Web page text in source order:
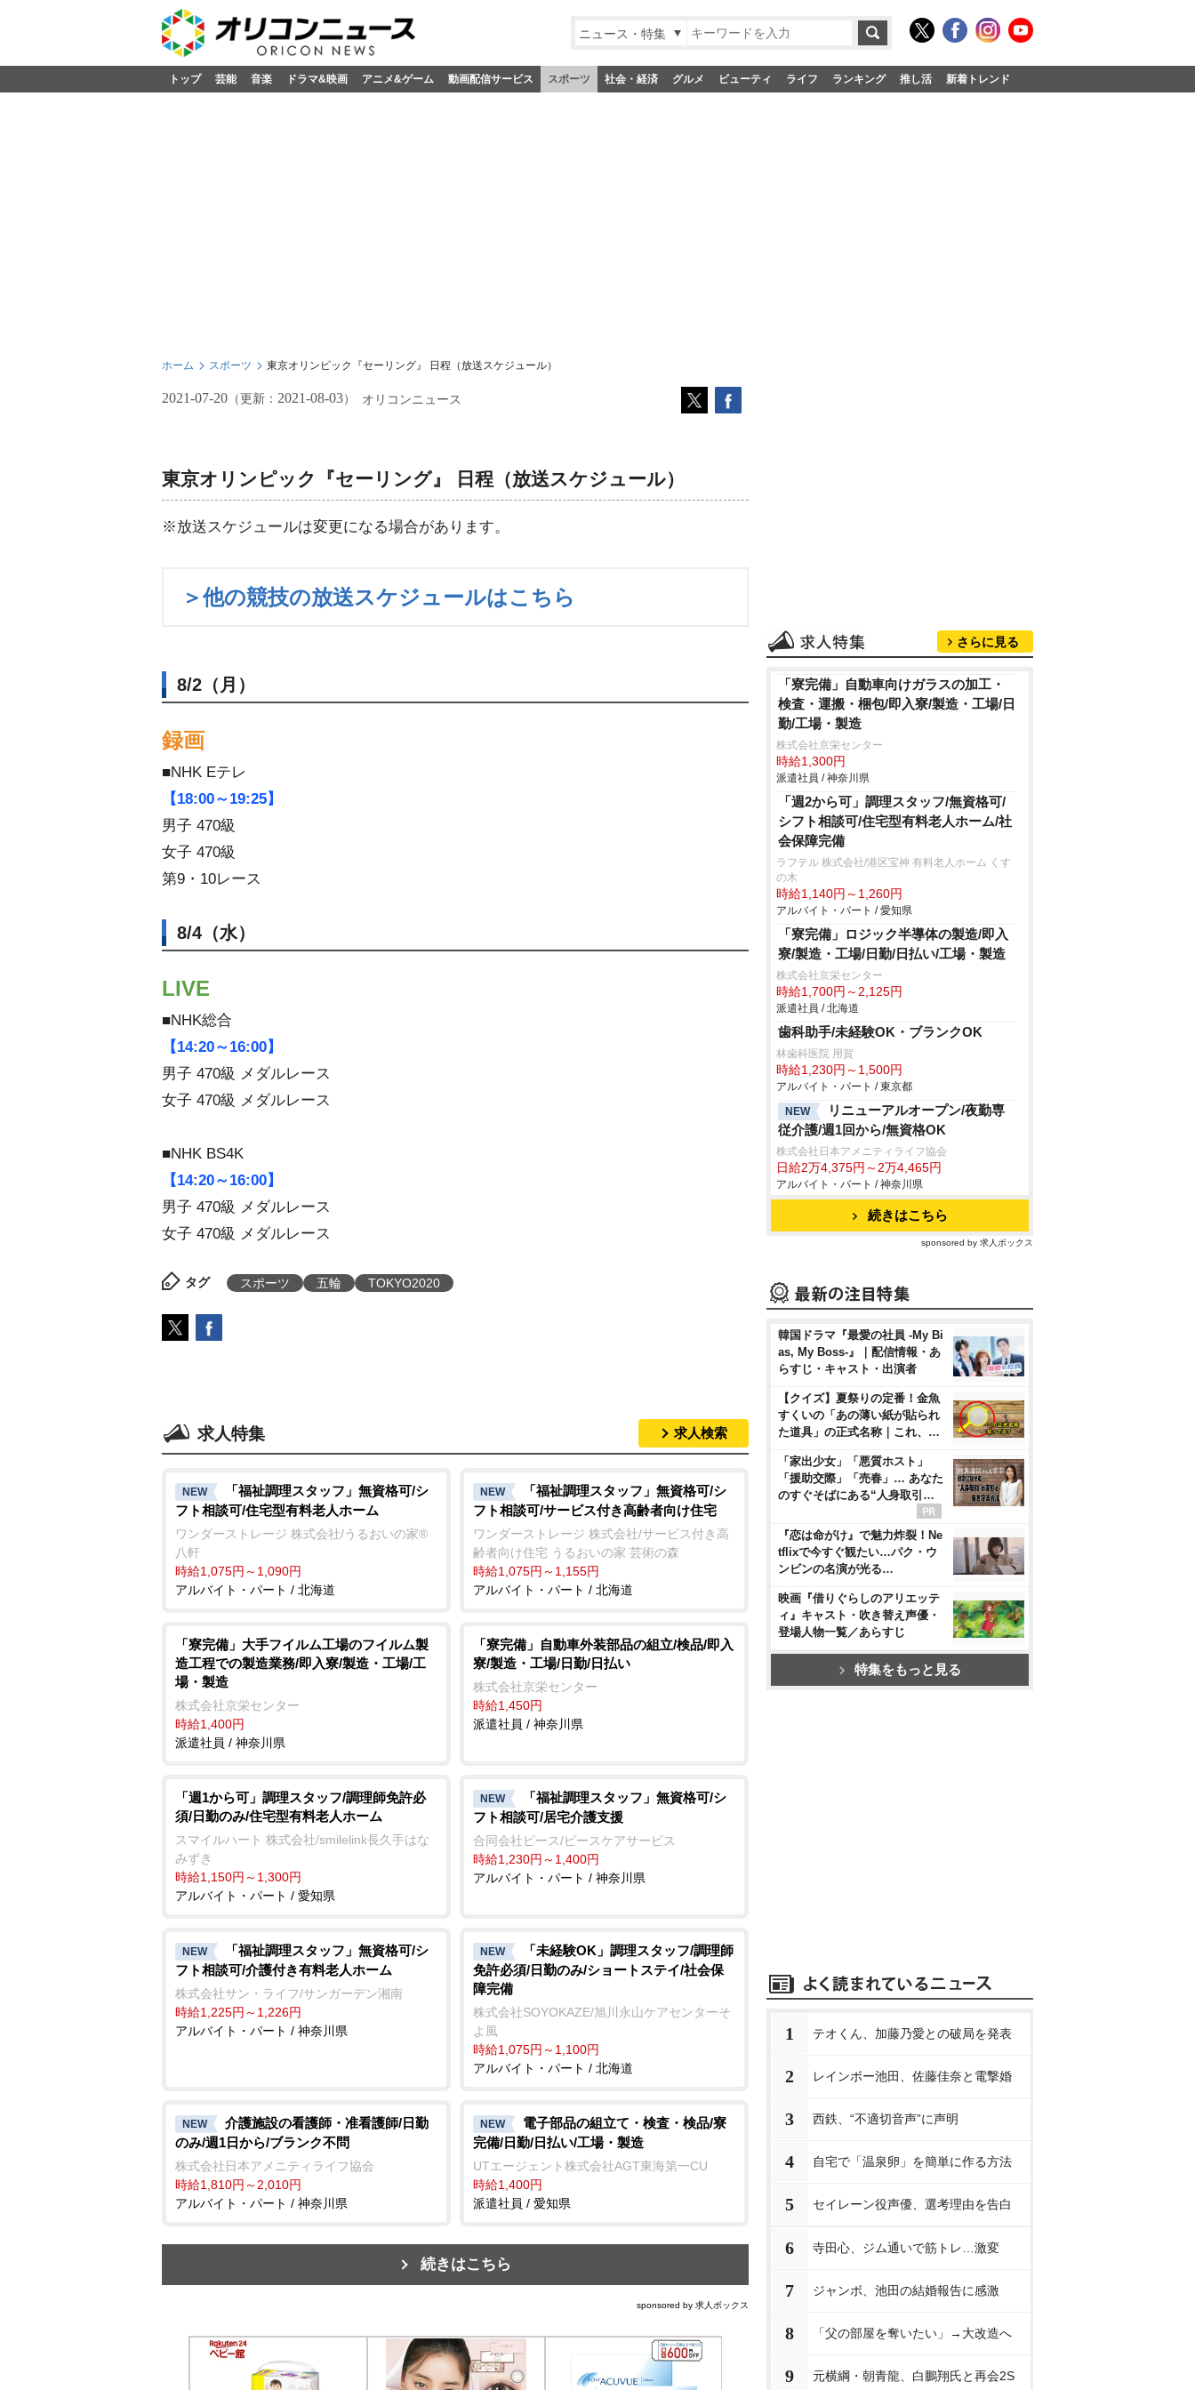
ニュース・特集
トップ 芸能 音楽 ドラマ&映画 アニメ&ゲーム 動画配信サービス スポーツ 社会・経済 グルメ ビューティ ライフ ランキング 推し活 新着トレンド
ホーム スポーツ 東京オリンピック『セーリング』 日程（放送スケジュール）
2021-07-20 （更新： 2021-08-03） オリコンニュース
東京オリンピック『セーリング』 日程（放送スケジュール）
※放送スケジュールは変更になる場合があります。
＞他の競技の放送スケジュールはこちら
8/2（月）
録画
■NHK Eテレ
【18:00～19:25】
男子 470級
女子 470級
第9・10レース
8/4（水）
LIVE
■NHK総合
【14:20～16:00】
男子 470級 メダルレース
女子 470級 メダルレース
■NHK BS4K
【14:20～16:00】
男子 470級 メダルレース
女子 470級 メダルレース
タグ スポーツ 五輪 TOKYO2020
求人特集 求人検索
NEW
「福祉調理スタッフ」無資格可/シ
フト相談可/住宅型有料老人ホーム
ワンダーストレージ 株式会社/うるおいの家®
八軒
時給1,075円～1,090円
アルバイト・パート / 北海道
NEW
「福祉調理スタッフ」無資格可/シ
フト相談可/サービス付き高齢者向け住宅
ワンダーストレージ 株式会社/サービス付き高
齢者向け住宅 うるおいの家 芸術の森
時給1,075円～1,155円
アルバイト・パート / 北海道
「寮完備」大手フイルム工場のフイルム製
造工程での製造業務/即入寮/製造・工場/工
場・製造
株式会社京栄センター
時給1,400円
派遣社員 / 神奈川県
「寮完備」自動車外装部品の組立/検品/即入
寮/製造・工場/日勤/日払い
株式会社京栄センター
時給1,450円
派遣社員 / 神奈川県
「週1から可」調理スタッフ/調理師免許必
須/日勤のみ/住宅型有料老人ホーム
スマイルハート 株式会社/smilelink長久手はな
みずき
時給1,150円～1,300円
アルバイト・パート / 愛知県
NEW
「福祉調理スタッフ」無資格可/シ
フト相談可/居宅介護支援
合同会社ピース/ピースケアサービス
時給1,230円～1,400円
アルバイト・パート / 神奈川県
NEW
「福祉調理スタッフ」無資格可/シ
フト相談可/介護付き有料老人ホーム
株式会社サン・ライフ/サンガーデン湘南
時給1,225円～1,226円
アルバイト・パート / 神奈川県
NEW
「未経験OK」調理スタッフ/調理師
免許必須/日勤のみ/ショートステイ/社会保
障完備
株式会社SOYOKAZE/旭川永山ケアセンターそ
よ風
時給1,075円～1,100円
アルバイト・パート / 北海道
NEW
介護施設の看護師・准看護師/日勤
のみ/週1日から/ブランク不問
株式会社日本アメニティライフ協会
時給1,810円～2,010円
アルバイト・パート / 神奈川県
NEW
電子部品の組立て・検査・検品/寮
完備/日勤/日払い/工場・製造
UTエージェント株式会社AGT東海第一CU
時給1,400円
派遣社員 / 愛知県
続きはこちら
sponsored by 求人ボックス
さらに見る
「寮完備」自動車向けガラスの加工・
検査・運搬・梱包/即入寮/製造・工場/日
勤/工場・製造
株式会社京栄センター
時給1,300円
派遣社員 / 神奈川県
「週2から可」調理スタッフ/無資格可/
シフト相談可/住宅型有料老人ホーム/社
会保障完備
ラフテル 株式会社/港区宝神 有料老人ホーム くす
の木
時給1,140円～1,260円
アルバイト・パート / 愛知県
「寮完備」ロジック半導体の製造/即入
寮/製造・工場/日勤/日払い/工場・製造
株式会社京栄センター
時給1,700円～2,125円
派遣社員 / 北海道
歯科助手/未経験OK・ブランクOK
林歯科医院 用賀
時給1,230円～1,500円
アルバイト・パート / 東京都
NEW
リニューアルオープン/夜勤専
従介護/週1回から/無資格OK
株式会社日本アメニティライフ協会
日給2万4,375円～2万4,465円
アルバイト・パート / 神奈川県
続きはこちら
sponsored by 求人ボックス
韓国ドラマ『最愛の社員 -My Bi
as, My Boss-』｜配信情報・あ
らすじ・キャスト・出演者
【クイズ】夏祭りの定番！金魚
すくいの「あの薄い紙が貼られ
た道具」の正式名称｜これ、…
「家出少女」「悪質ホスト」
「援助交際」「売春」… あなた
のすぐそばにある“人身取引…
『恋は命がけ』で魅力炸裂！Ne
tflixで今すぐ観たい…パク・ウ
ンビンの名演が光る…
映画『借りぐらしのアリエッテ
ィ』キャスト・吹き替え声優・
登場人物一覧／あらすじ
特集をもっと見る
1 テオくん、加藤乃愛との破局を発表
2 レインボー池田、佐藤佳奈と電撃婚
3 西鉄、“不適切音声”に声明
4 自宅で「温泉卵」を簡単に作る方法
5 セイレーン役声優、選考理由を告白
6 寺田心、ジム通いで筋トレ…激変
7 ジャンボ、池田の結婚報告に感激
8 「父の部屋を奪いたい」→大改造へ
9 元横綱・朝青龍、白鵬翔氏と再会2S